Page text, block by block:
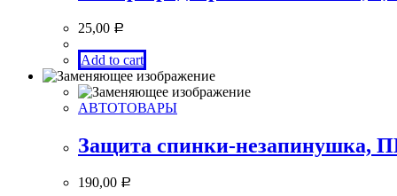
25,00 Р
Add to cart
АВТОТОВАРЫ
Защита спинки-незапинушка,
190,00 Р